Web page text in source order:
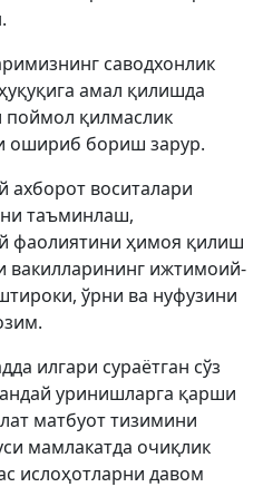
саводхонлик
амал қилишда
поймол қилмаслик
ошириб бориш зарур.
воситалари
таъминлаш,
фаолиятини ҳимоя қилиш
вакилларининг ижтимоий-
ўрни ва нуфузини
илгари сураётган сўз
уринишларга қарши
матбуот тизимини
мамлакатда очиқлик
ислоҳотларни давом